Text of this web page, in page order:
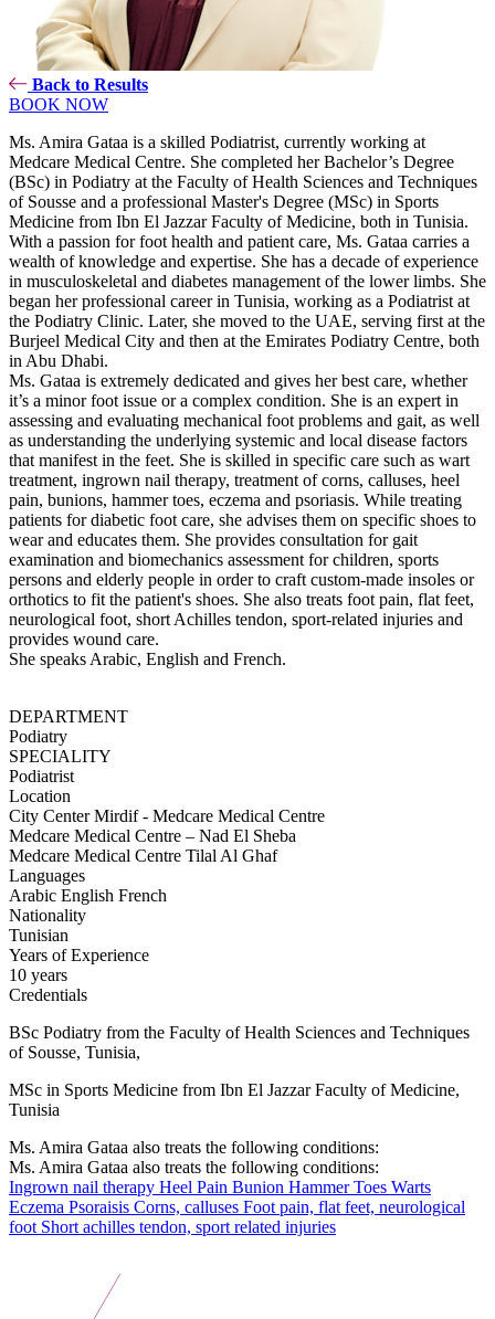
Back to Results
BOOK NOW
Ms. Amira Gataa is a skilled Podiatrist, currently working at
Medcare Medical Centre. She completed her Bachelor’s Degree
(BSc) in Podiatry at the Faculty of Health Sciences and Techniques
of Sousse and a professional Master's Degree (MSc) in Sports
Medicine from Ibn El Jazzar Faculty of Medicine, both in Tunisia.
With a passion for foot health and patient care, Ms. Gataa carries a
wealth of knowledge and expertise. She has a decade of experience
in musculoskeletal and diabetes management of the lower limbs. She
began her professional career in Tunisia, working as a Podiatrist at
the Podiatry Clinic. Later, she moved to the UAE, serving first at the
Burjeel Medical City and then at the Emirates Podiatry Centre, both
in Abu Dhabi.
Ms. Gataa is extremely dedicated and gives her best care, whether
it’s a minor foot issue or a complex condition. She is an expert in
assessing and evaluating mechanical foot problems and gait, as well
as understanding the underlying systemic and local disease factors
that manifest in the feet. She is skilled in specific care such as wart
treatment, ingrown nail therapy, treatment of corns, calluses, heel
pain, bunions, hammer toes, eczema and psoriasis. While treating
patients for diabetic foot care, she advises them on specific shoes to
wear and educates them. She provides consultation for gait
examination and biomechanics assessment for children, sports
persons and elderly people in order to craft custom-made insoles or
orthotics to fit the patient's shoes. She also treats foot pain, flat feet,
neurological foot, short Achilles tendon, sport-related injuries and
provides wound care.
She speaks Arabic, English and French.
DEPARTMENT
Podiatry
SPECIALITY
Podiatrist
Location
City Center Mirdif - Medcare Medical Centre
Medcare Medical Centre – Nad El Sheba
Medcare Medical Centre Tilal Al Ghaf
Languages
Arabic English French
Nationality
Tunisian
Years of Experience
10 years
Credentials
BSc Podiatry from the Faculty of Health Sciences and Techniques
of Sousse, Tunisia,
MSc in Sports Medicine from Ibn El Jazzar Faculty of Medicine,
Tunisia
Ms. Amira Gataa also treats the following conditions:
Ms. Amira Gataa also treats the following conditions:
Ingrown nail therapy Heel Pain Bunion Hammer Toes Warts
Eczema Psoraisis Corns, calluses Foot pain, flat feet, neurological
foot Short achilles tendon, sport related injuries